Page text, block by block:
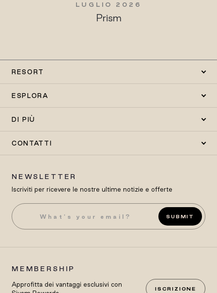
LUGLIO 2026
Prism
RESORT
ESPLORA
DI PIÙ
CONTATTI
NEWSLETTER
Iscriviti per ricevere le nostre ultime notizie e offerte
SUBMIT
MEMBERSHIP
Approfitta dei vantaggi esclusivi con
ISCRIZIONE